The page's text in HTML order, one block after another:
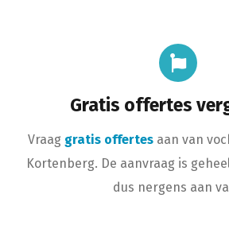
Gratis offertes
Vraag gratis offertes aan van
Kortenberg. De aanvraag is
dus nergens aan